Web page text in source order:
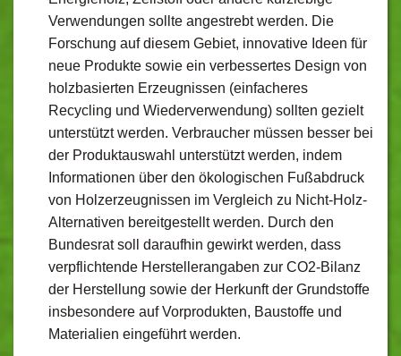
Verwendungen sollte angestrebt werden. Die
Forschung auf diesem Gebiet, innovative Ideen für
neue Produkte sowie ein verbessertes Design von
holzbasierten Erzeugnissen (einfacheres
Recycling und Wiederverwendung) sollten gezielt
unterstützt werden. Verbraucher müssen besser bei
der Produktauswahl unterstützt werden, indem
Informationen über den ökologischen Fußabdruck
von Holzerzeugnissen im Vergleich zu Nicht-Holz-
Alternativen bereitgestellt werden. Durch den
Bundesrat soll daraufhin gewirkt werden, dass
verpflichtende Herstellerangaben zur CO2-Bilanz
der Herstellung sowie der Herkunft der Grundstoffe
insbesondere auf Vorprodukten, Baustoffe und
Materialien eingeführt werden.